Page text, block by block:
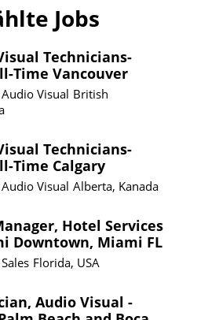
Jobs
Technicians-
Time Vancouver
Audio Visual British
Technicians-
Time Calgary
Audio Visual Alberta, Kanada
Hotel Services
Downtown, Miami FL
Sales Florida, USA
Audio Visual -